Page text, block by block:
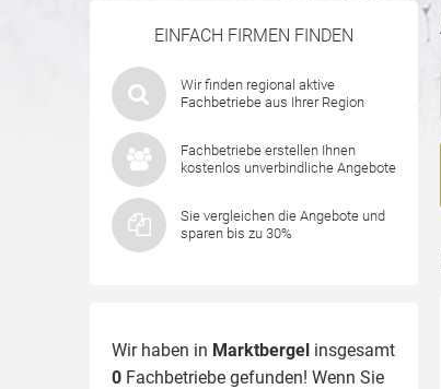
EINFACH FIRMEN FINDEN
Wir finden regional aktive
Fachbetriebe aus Ihrer Region
Fachbetriebe erstellen Ihnen
kostenlos unverbindliche Angebote
Sie vergleichen die Angebote und
sparen bis zu 30%
Wir haben in Marktbergel insgesamt
0 Fachbetriebe gefunden! Wenn Sie